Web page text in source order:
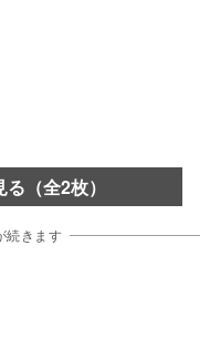
（全2枚）
続きます